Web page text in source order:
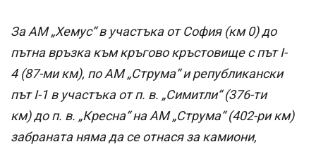
За АМ „Хемус“ в участъка от София (км 0) до
пътна връзка към кръгово кръстовище с път I-
4 (87-ми км), по АМ „Струма“ и републикански
път I-1 в участъка от п. в. „Симитли“ (376-ти
км) до п. в. „Кресна“ на АМ „Струма“ (402-ри км)
забраната няма да се отнася за камиони,